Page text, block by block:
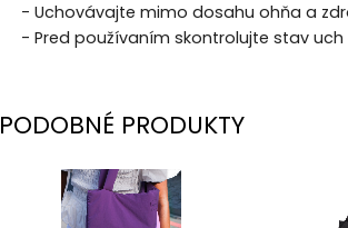
- Uchovávajte mimo dosahu ohňa a
- Pred používaním skontrolujte stav uch
PODOBNÉ PRODUKTY